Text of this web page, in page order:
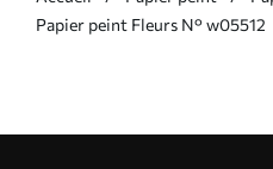
Papier peint Fleurs N° w05512